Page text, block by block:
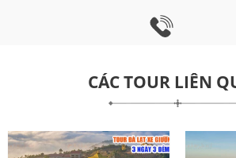
CÁC TOUR LIÊN